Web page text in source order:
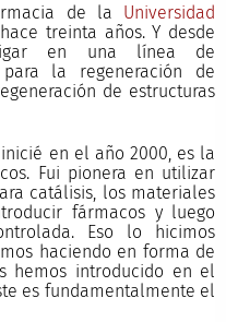
de la Universidad
treinta años. Y desde
en una línea de
para la regeneración de
de estructuras
en el año 2000, es la
Fui pionera en utilizar
catálisis, los materiales
fármacos y luego
Eso lo hicimos
haciendo en forma de
hemos introducido en el
es fundamentalmente el